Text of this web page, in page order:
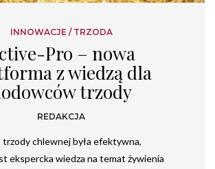
INNOWACJE / TRZODA
Pro – nowa
z wiedzą dla
trzody
REDAKCJA
chlewnej była efektywna,
ekspercka wiedza na temat żywienia